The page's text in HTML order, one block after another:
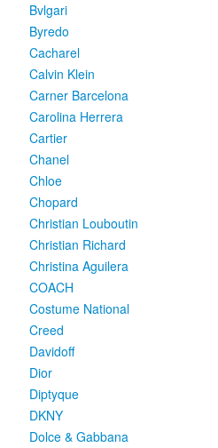
Bvlgari
Byredo
Cacharel
Calvin Klein
Carner Barcelona
Carolina Herrera
Cartier
Chanel
Chloe
Chopard
Christian Louboutin
Christian Richard
Christina Aguilera
COACH
Costume National
Creed
Davidoff
Dior
Diptyque
DKNY
Dolce & Gabbana